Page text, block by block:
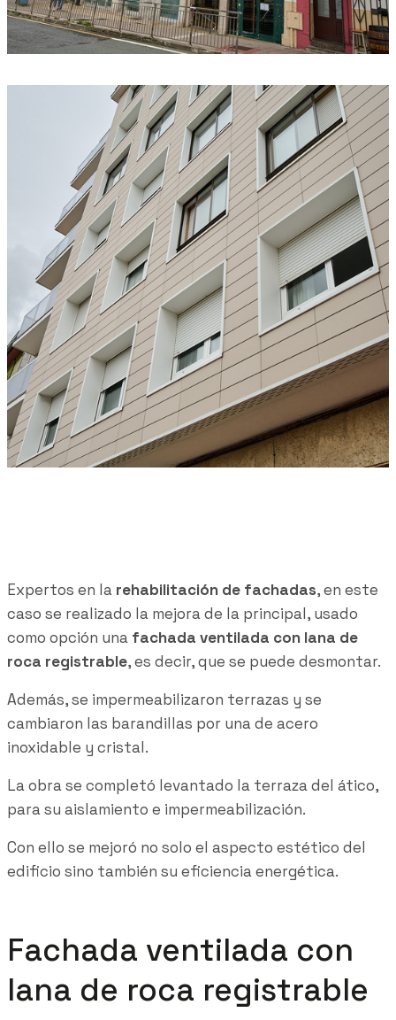
Expertos en la rehabilitación de fachadas, en este
caso se realizado la mejora de la principal, usado
como opción una fachada ventilada con lana de
roca registrable, es decir, que se puede desmontar.
Además, se impermeabilizaron terrazas y se
cambiaron las barandillas por una de acero
inoxidable y cristal.
La obra se completó levantado la terraza del ático,
para su aislamiento e impermeabilización.
Con ello se mejoró no solo el aspecto estético del
edificio sino también su eficiencia energética.
Fachada ventilada con
lana de roca registrable